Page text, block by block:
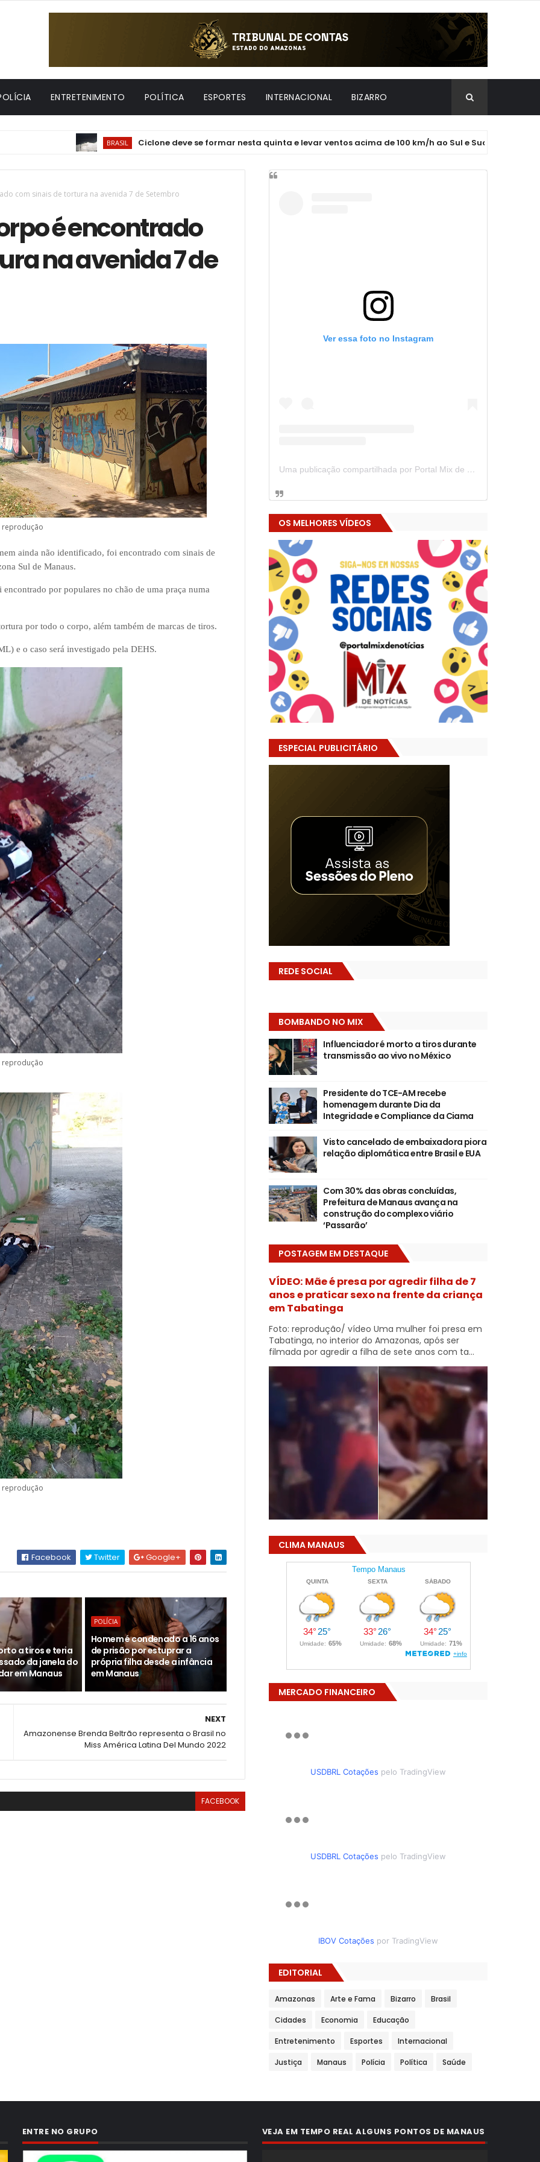
ENTRETENIMENTO POLÍTICA ESPORTES INTERNACIONAL BIZARRO
BRASIL Ciclone deve se formar nesta quinta e levar ventos acima de 100 km/h ao Sul e Sudeste; RS tem risco
com sinais de tortura na avenida 7 de Setembro
é encontrado
na avenida 7 de
reprodução
ainda não identificado, foi encontrado com sinais de
Sul de Manaus.
por populares no chão de uma praça numa
por todo o corpo, além também de marcas de tiros.
e o caso será investigado pela DEHS.
reprodução
reprodução
Facebook Twitter Google+
a tiros e teria
da janela do
em Manaus
POLÍCIA
Homem é condenado a 16 anos
de prisão por estuprar a
própria filha desde a infância
em Manaus
NEXT
Amazonense Brenda Beltrão representa o Brasil no
Miss América Latina Del Mundo 2022
FACEBOOK
Ver essa foto no Instagram
Uma publicação compartilhada por Portal Mix de Notícias (@portalmixdenoticias)
OS MELHORES VÍDEOS
ESPECIAL PUBLICITÁRIO
REDE SOCIAL
BOMBANDO NO MIX
Influenciador é morto a tiros durante
transmissão ao vivo no México
Presidente do TCE-AM recebe
homenagem durante Dia da
Integridade e Compliance da Ciama
Visto cancelado de embaixadora piora
relação diplomática entre Brasil e EUA
Com 30% das obras concluídas,
Prefeitura de Manaus avança na
construção do complexo viário
‘Passarão’
POSTAGEM EM DESTAQUE
VÍDEO: Mãe é presa por agredir filha de 7
anos e praticar sexo na frente da criança
em Tabatinga
Foto: reprodução/ vídeo Uma mulher foi presa em
Tabatinga, no interior do Amazonas, após ser
filmada por agredir a filha de sete anos com ta...
CLIMA MANAUS
MERCADO FINANCEIRO
USDBRL Cotações pelo TradingView
USDBRL Cotações pelo TradingView
IBOV Cotações por TradingView
EDITORIAL
Amazonas Arte e Fama Bizarro Brasil
Cidades Economia Educação
Entretenimento Esportes Internacional
Justiça Manaus Polícia Política Saúde
ENTRE NO GRUPO VEJA EM TEMPO REAL ALGUNS PONTOS DE MANAUS